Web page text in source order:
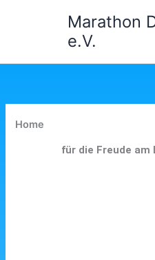
Marathon
e.V.
Home
für die Freude am